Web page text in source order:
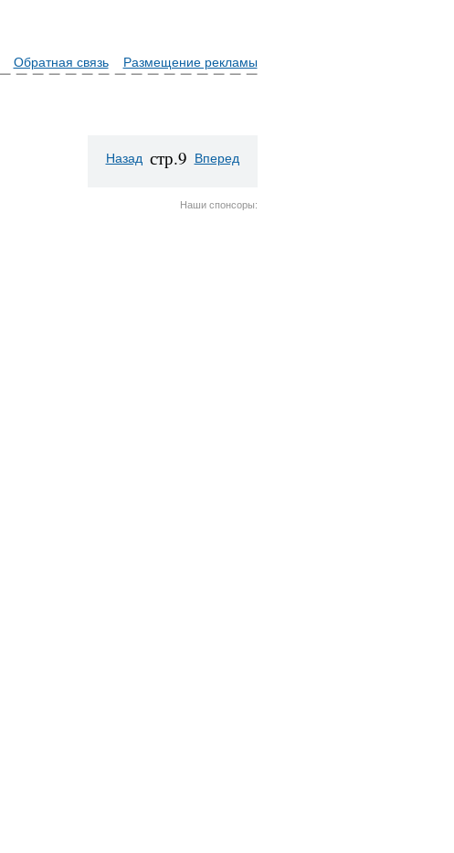
Обратная связь Размещение рекламы
Назад стр.9 Вперед
Наши спонсоры: